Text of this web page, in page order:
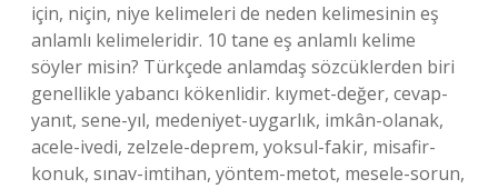
için, niçin, niye kelimeleri de neden kelimesinin eş
anlamlı kelimeleridir. 10 tane eş anlamlı kelime
söyler misin? Türkçede anlamdaş sözcüklerden biri
genellikle yabancı kökenlidir. kıymet-değer, cevap-
yanıt, sene-yıl, medeniyet-uygarlık, imkân-olanak,
acele-ivedi, zelzele-deprem, yoksul-fakir, misafir-
konuk, sınav-imtihan, yöntem-metot, mesele-sorun,